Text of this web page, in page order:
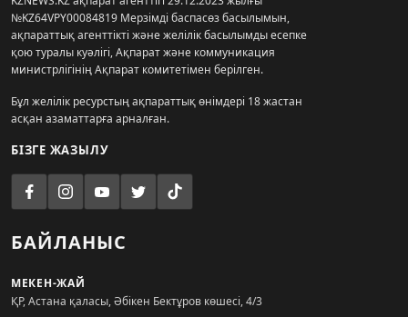
№KZ64VPY00084819 Мерзімді баспасөз басылымын,
ақпараттық агенттікті және желілік басылымды есепке
қою туралы куәлігі, Ақпарат және коммуникация
министрлігінің Ақпарат комитетімен берілген.
Бұл желілік ресурстың ақпараттық өнімдері 18 жастан
асқан азаматтарға арналған.
БІЗГЕ ЖАЗЫЛУ
БАЙЛАНЫС
МЕКЕН-ЖАЙ
ҚР, Астана қаласы, Әбікен Бектұров көшесі, 4/3